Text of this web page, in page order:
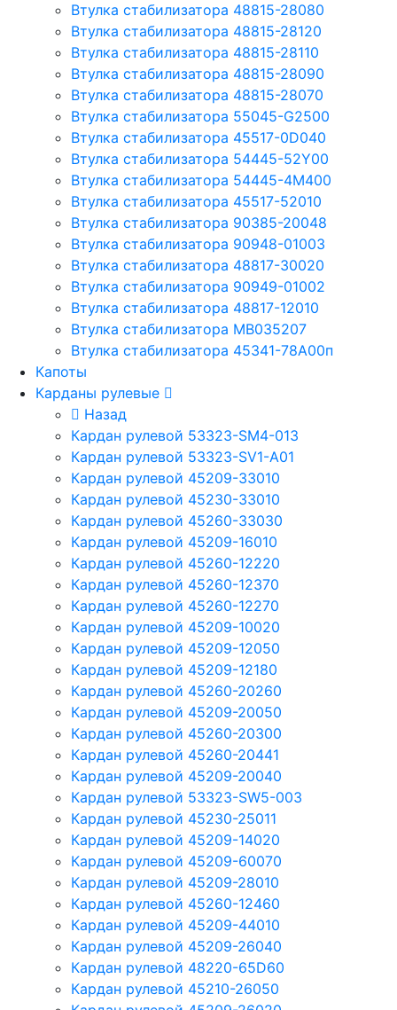
Втулка стабилизатора 48815-28080
Втулка стабилизатора 48815-28120
Втулка стабилизатора 48815-28110
Втулка стабилизатора 48815-28090
Втулка стабилизатора 48815-28070
Втулка стабилизатора 55045-G2500
Втулка стабилизатора 45517-0D040
Втулка стабилизатора 54445-52Y00
Втулка стабилизатора 54445-4M400
Втулка стабилизатора 45517-52010
Втулка стабилизатора 90385-20048
Втулка стабилизатора 90948-01003
Втулка стабилизатора 48817-30020
Втулка стабилизатора 90949-01002
Втулка стабилизатора 48817-12010
Втулка стабилизатора MB035207
Втулка стабилизатора 45341-78A00п
Капоты
Карданы рулевые
Назад
Кардан рулевой 53323-SM4-013
Кардан рулевой 53323-SV1-A01
Кардан рулевой 45209-33010
Кардан рулевой 45230-33010
Кардан рулевой 45260-33030
Кардан рулевой 45209-16010
Кардан рулевой 45260-12220
Кардан рулевой 45260-12370
Кардан рулевой 45260-12270
Кардан рулевой 45209-10020
Кардан рулевой 45209-12050
Кардан рулевой 45209-12180
Кардан рулевой 45260-20260
Кардан рулевой 45209-20050
Кардан рулевой 45260-20300
Кардан рулевой 45260-20441
Кардан рулевой 45209-20040
Кардан рулевой 53323-SW5-003
Кардан рулевой 45230-25011
Кардан рулевой 45209-14020
Кардан рулевой 45209-60070
Кардан рулевой 45209-28010
Кардан рулевой 45260-12460
Кардан рулевой 45209-44010
Кардан рулевой 45209-26040
Кардан рулевой 48220-65D60
Кардан рулевой 45210-26050